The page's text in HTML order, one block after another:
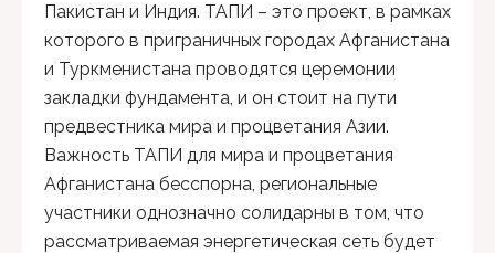
Пакистан и Индия. ТАПИ – это проект, в рамках
которого в приграничных городах Афганистана
и Туркменистана проводятся церемонии
закладки фундамента, и он стоит на пути
предвестника мира и процветания Азии.
Важность ТАПИ для мира и процветания
Афганистана бесспорна, региональные
участники однозначно солидарны в том, что
рассматриваемая энергетическая сеть будет